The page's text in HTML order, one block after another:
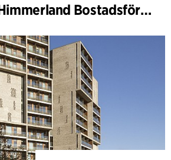
Sundparken, Himmerland Bostadsförening, avdelning 19 och 22